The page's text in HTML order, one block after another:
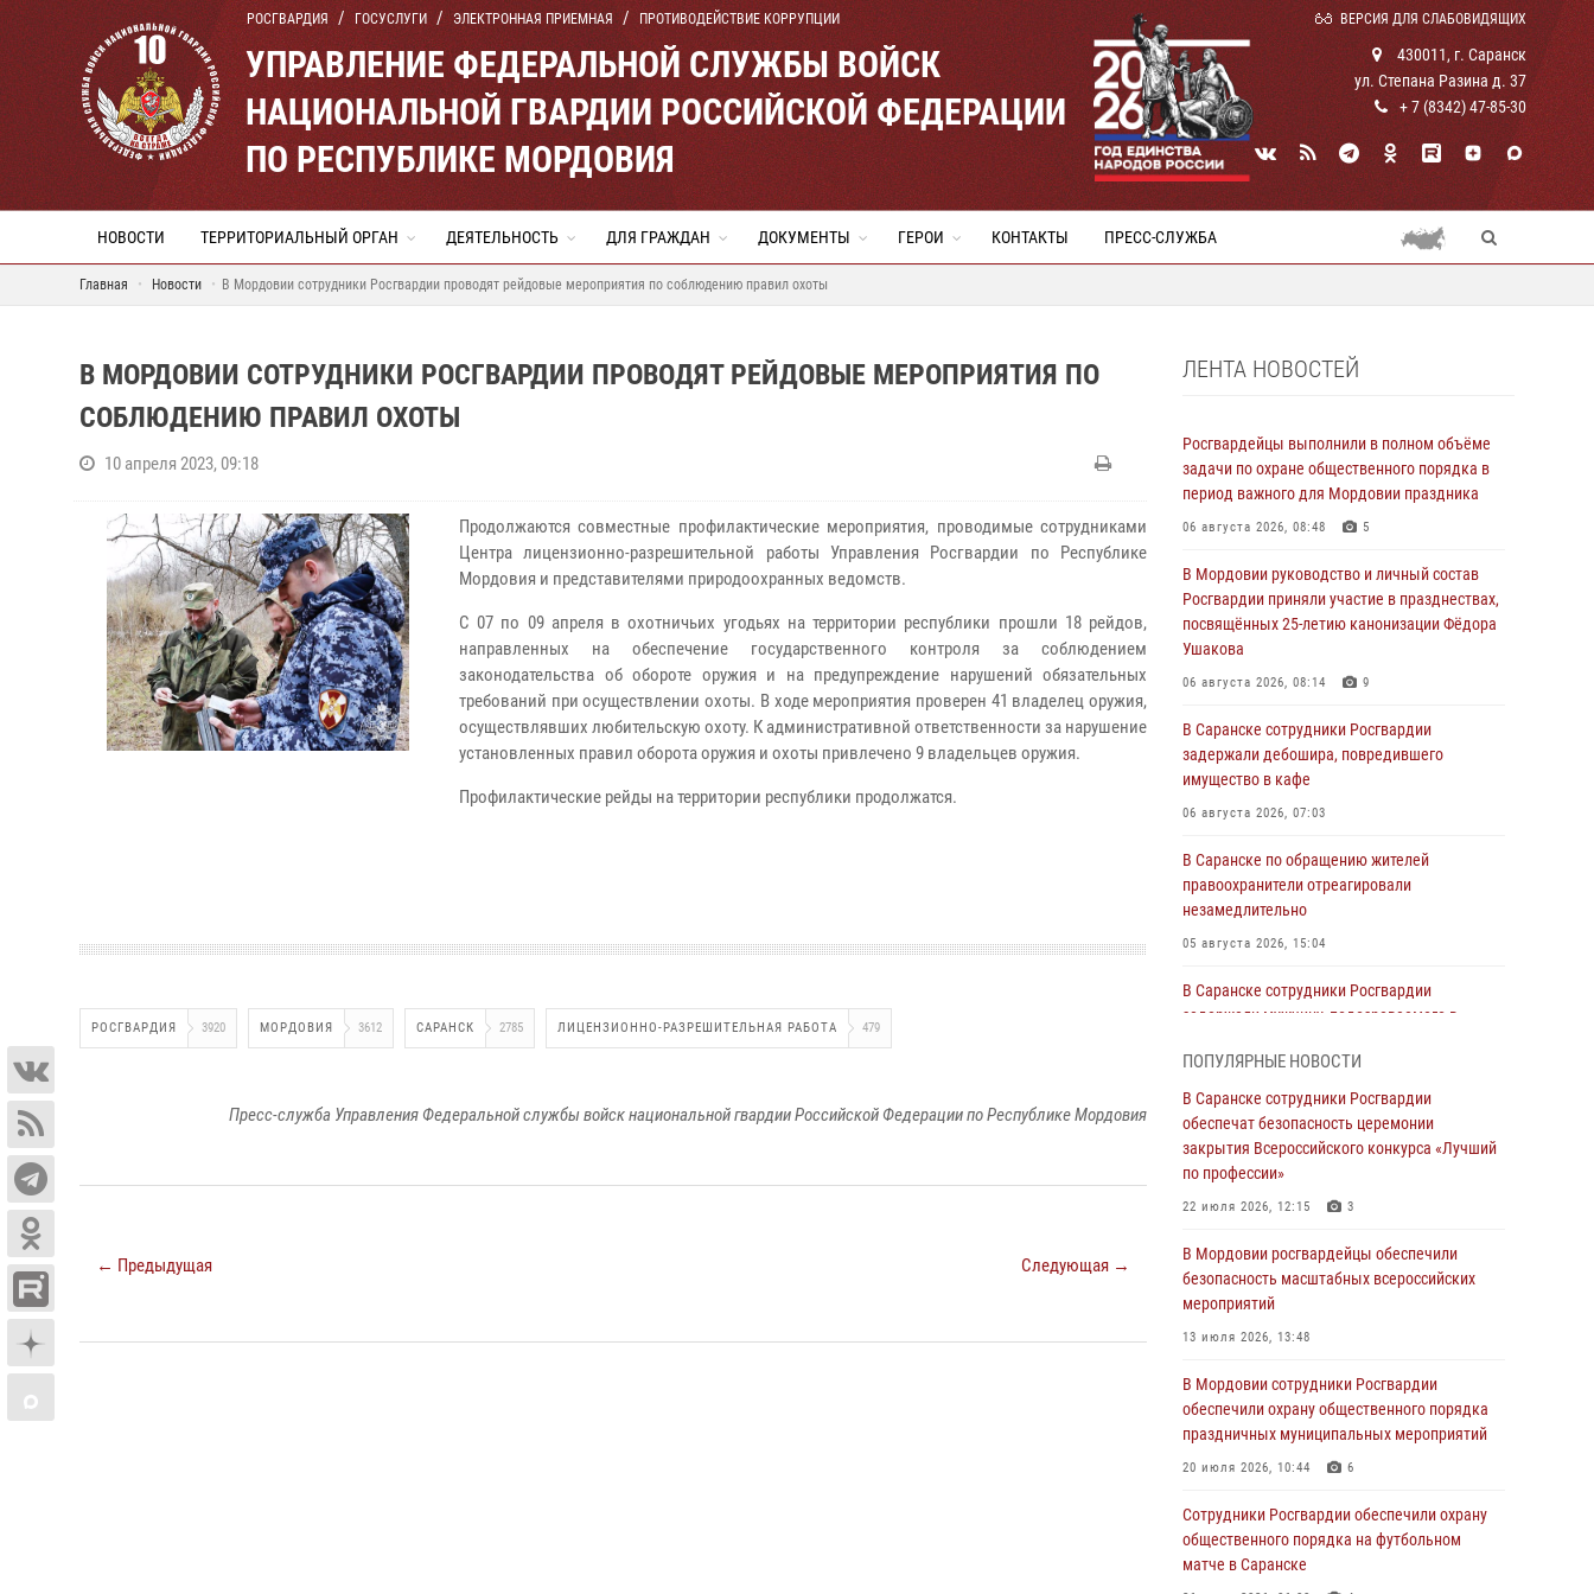
РОСГВАРДИЯ ГОСУСЛУГИ ЭЛЕКТРОННАЯ ПРИЕМНАЯ ПРОТИВОДЕЙСТВИЕ КОРРУПЦИИ ВЕРСИЯ ДЛЯ СЛАБОВИДЯЩИХ
УПРАВЛЕНИЕ ФЕДЕРАЛЬНОЙ СЛУЖБЫ ВОЙСК
НАЦИОНАЛЬНОЙ ГВАРДИИ РОССИЙСКОЙ ФЕДЕРАЦИИ
ПО РЕСПУБЛИКЕ МОРДОВИЯ
430011, г. Саранск
ул. Степана Разина д. 37
+ 7 (8342) 47-85-30
НОВОСТИ ТЕРРИТОРИАЛЬНЫЙ ОРГАН ДЕЯТЕЛЬНОСТЬ ДЛЯ ГРАЖДАН ДОКУМЕНТЫ ГЕРОИ КОНТАКТЫ ПРЕСС-СЛУЖБА
Главная Новости В Мордовии сотрудники Росгвардии проводят рейдовые мероприятия по соблюдению правил охоты
В МОРДОВИИ СОТРУДНИКИ РОСГВАРДИИ ПРОВОДЯТ РЕЙДОВЫЕ МЕРОПРИЯТИЯ ПО
СОБЛЮДЕНИЮ ПРАВИЛ ОХОТЫ
10 апреля 2023, 09:18
Продолжаются совместные профилактические мероприятия, проводимые сотрудниками
Центра лицензионно-разрешительной работы Управления Росгвардии по Республике
Мордовия и представителями природоохранных ведомств.
С 07 по 09 апреля в охотничьих угодьях на территории республики прошли 18 рейдов,
направленных на обеспечение государственного контроля за соблюдением
законодательства об обороте оружия и на предупреждение нарушений обязательных
требований при осуществлении охоты. В ходе мероприятия проверен 41 владелец оружия,
осуществлявших любительскую охоту. К административной ответственности за нарушение
установленных правил оборота оружия и охоты привлечено 9 владельцев оружия.
Профилактические рейды на территории республики продолжатся.
РОСГВАРДИЯ 3920 МОРДОВИЯ 3612 САРАНСК 2785 ЛИЦЕНЗИОННО-РАЗРЕШИТЕЛЬНАЯ РАБОТА 479
Пресс-служба Управления Федеральной службы войск национальной гвардии Российской Федерации по Республике Мордовия
← Предыдущая Следующая →
ЛЕНТА НОВОСТЕЙ
Росгвардейцы выполнили в полном объёме
задачи по охране общественного порядка в
период важного для Мордовии праздника
06 августа 2026, 08:48 5
В Мордовии руководство и личный состав
Росгвардии приняли участие в празднествах,
посвящённых 25-летию канонизации Фёдора
Ушакова
06 августа 2026, 08:14 9
В Саранске сотрудники Росгвардии
задержали дебошира, повредившего
имущество в кафе
06 августа 2026, 07:03
В Саранске по обращению жителей
правоохранители отреагировали
незамедлительно
05 августа 2026, 15:04
В Саранске сотрудники Росгвардии
задержали мужчину, подозреваемого в
Росгвардейцы обеспечили общественную
безопасность во время проведения
масштабного праздника в Темникове
05 августа 2026, 09:04
Помощь из Мордовии защитникам Отечества:
центр лицензионно-разрешительной работы
передал очередную партию вооружения в
Сотрудники Росгвардии Мордовии стали
призерами республиканских соревнований по
служебному шестиборью
В Саранске росгвардейцы пресекли
нарушение правопорядка: «отдых» на
лавочке закончился в отделе полиции
ПОПУЛЯРНЫЕ НОВОСТИ
В Саранске сотрудники Росгвардии
обеспечат безопасность церемонии
закрытия Всероссийского конкурса «Лучший
по профессии»
22 июля 2026, 12:15 3
В Мордовии росгвардейцы обеспечили
безопасность масштабных всероссийских
мероприятий
13 июля 2026, 13:48
В Мордовии сотрудники Росгвардии
обеспечили охрану общественного порядка
праздничных муниципальных мероприятий
20 июля 2026, 10:44 6
Сотрудники Росгвардии обеспечили охрану
общественного порядка на футбольном
матче в Саранске